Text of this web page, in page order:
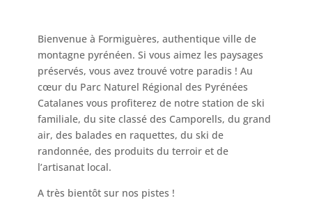
Bienvenue à Formiguères, authentique ville de
montagne pyrénéen. Si vous aimez les paysages
préservés, vous avez trouvé votre paradis ! Au
cœur du Parc Naturel Régional des Pyrénées
Catalanes vous profiterez de notre station de ski
familiale, du site classé des Camporells, du grand
air, des balades en raquettes, du ski de
randonnée, des produits du terroir et de
l’artisanat local.
A très bientôt sur nos pistes !